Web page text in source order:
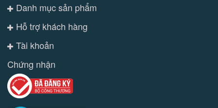
Danh mục sản phẩm
Hỗ trợ khách hàng
Tài khoản
Chứng nhận